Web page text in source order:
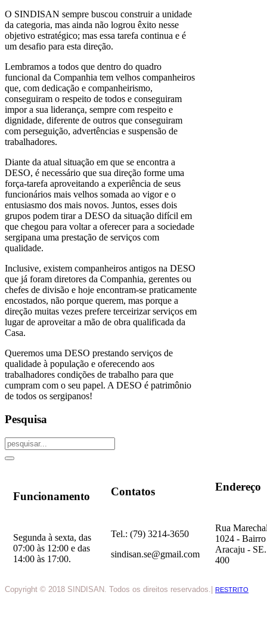
O SINDISAN sempre buscou construir a unidade
da categoria, mas ainda não logrou êxito nesse
objetivo estratégico; mas essa tarefa continua e é
um desafio para esta direção.
Lembramos a todos que dentro do quadro
funcional da Companhia tem velhos companheiros
que, com dedicação e companheirismo,
conseguiram o respeito de todos e conseguiram
impor a sua liderança, sempre com respeito e
dignidade, diferente de outros que conseguiram
com perseguição, advertências e suspensão de
trabalhadores.
Diante da atual situação em que se encontra a
DESO, é necessário que sua direção forme uma
força-tarefa aproveitando a experiência de seus
funcionários mais velhos somada ao vigor e o
entusiasmo dos mais novos. Juntos, esses dois
grupos podem tirar a DESO da situação difícil em
que chegou para voltar a oferecer para a sociedade
sergipana uma prestação de serviços com
qualidade.
Inclusive, existem companheiros antigos na DESO
que já foram diretores da Companhia, gerentes ou
chefes de divisão e hoje encontram-se praticamente
encostados, não porque querem, mas porque a
direção muitas vezes prefere terceirizar serviços em
lugar de aproveitar a mão de obra qualificada da
Casa.
Queremos uma DESO prestando serviços de
qualidade à população e oferecendo aos
trabalhadores condições de trabalho para que
cumpram com o seu papel. A DESO é patrimônio
de todos os sergipanos!
Pesquisa
Funcionamento
Segunda à sexta, das
07:00 às 12:00 e das
14:00 às 17:00.
Contatos
Tel.: (79) 3214-3650
sindisan.se@gmail.com
Endereço
Rua
1024 -
Aracaju -
400
Copyright © 2018 SINDISAN. Todos os direitos reservados.| RESTRITO